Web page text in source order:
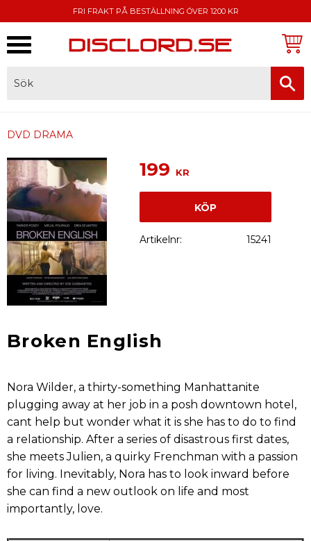
FRI FRAKT PÅ BESTÄLLNING ÖVER 1200 KR
DVD DRAMA
199 KR
KÖP
Artikelnr 15241
Broken English
Nora Wilder, a thirty-something Manhattanite
plugging away at her job in a posh downtown hotel,
cant help but wonder what it is she has to do to find
a relationship. After a series of disastrous first dates,
she meets Julien, a quirky Frenchman with a passion
for living. Inevitably, Nora has to look inward before
she can find a new outlook on life and most
importantly, love.